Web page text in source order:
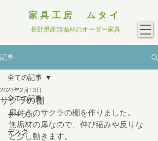
家具工房 ムタイ
長野県産無垢材のオーダー家具
記事
全ての記事
テーブル
デスク
全ての記事
サクラの棚
2023年2月13日
扉付きのサクラの棚を作りました。
無垢材の扉なので、伸び縮みや反りな
ど少し動きます。